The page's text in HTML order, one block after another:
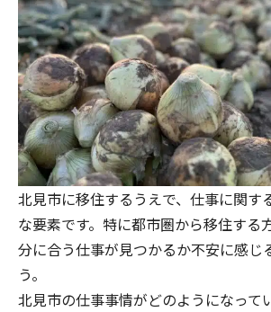
北見市に移住するうえで、仕事に関す
な要素です。特に都市圏から移住する
分に合う仕事が見つかるか不安に感じ
う。
北見市の仕事事情がどのようになって